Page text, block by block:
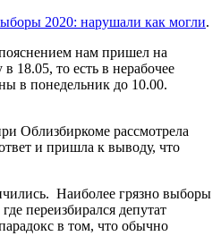
2020: нарушали как могли.
нам пришел на
18.05, то есть в нерабочее
в понедельник до 10.00.
Облизбиркоме рассмотрела
и пришла к выводу, что
Наиболее грязно выборы
переизбирался депутат
в том, что обычно